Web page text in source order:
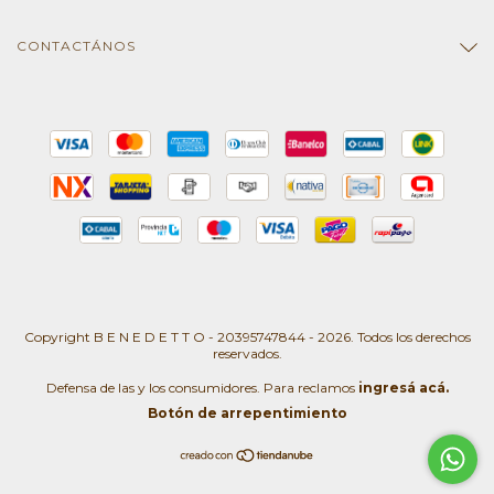
CONTACTÁNOS
Copyright B E N E D E T T O - 20395747844 - 2026. Todos los derechos
reservados.
Defensa de las y los consumidores. Para reclamos ingresá acá.
Botón de arrepentimiento